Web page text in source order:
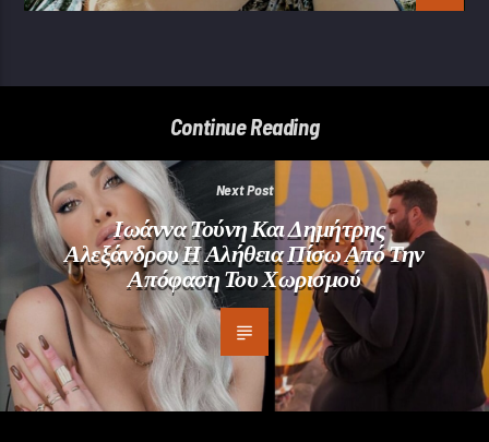
Continue Reading
Next Post
Ιωάννα Τούνη Και Δημήτρης
Αλεξάνδρου Η Αλήθεια Πίσω Από Την
Απόφαση Του Χωρισμού